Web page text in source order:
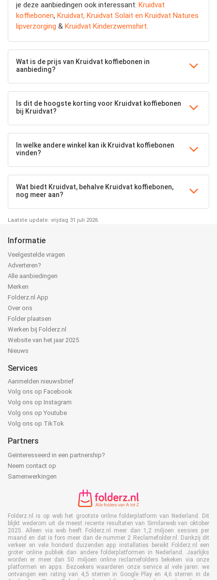
je deze aanbiedingen ook interessant: Kruidvat
koffiebonen, Kruidvat, Kruidvat Solait en Kruidvat Natures
lipverzorging & Kruidvat Kinderzwemshirt.
Wat is de prijs van Kruidvat koffiebonen in
aanbieding?
Is dit de hoogste korting voor Kruidvat koffiebonen
bij Kruidvat?
In welke andere winkel kan ik Kruidvat koffiebonen
vinden?
Wat biedt Kruidvat, behalve Kruidvat koffiebonen,
nog meer aan?
Laatste update: vrijdag 31 juli 2026
Informatie
Veelgestelde vragen
Adverteren?
Alle aanbiedingen
Merken
Folderz.nl App
Over ons
Folder plaatsen
Werken bij Folderz.nl
Website van het jaar 2025
Nieuws
Services
Aanmelden nieuwsbrief
Volg ons op Facebook
Volg ons op Instagram
Volg ons op Youtube
Volg ons op TikTok
Partners
Geïnteresseerd in een partnership?
Neem contact op
Samenwerkingen
Folderz.nl is op web het grootste online folderplatform van Nederland. Dit
blijkt wederom uit de meest recente resultaten van Similarweb van oktober
2025. Alleen via web heeft Folderz.nl meer dan 1,2 miljoen sessies per
maand en dat is fors meer dan de nummer 2 Reclamefolder.nl. Dankzij dit
verkeer en vele honderd duizenden app installaties bereikt Folderz.nl een
groter online publiek dan andere folderplatformen in Nederland. Jaarlijks
worden er meer dan 50 miljoen online reclamefolders bekeken via onze
platformen en apps. Bezoekers waarderen onze service al vele jaren: we
ontvangen een rating van 4,5 sterren in Google Play en 4,6 sterren in de